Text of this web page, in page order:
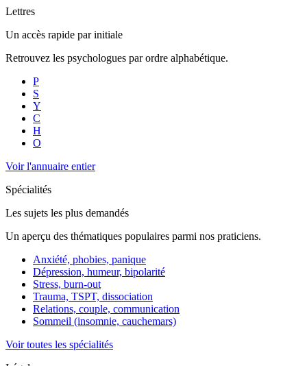
Lettres
Un accès rapide par initiale
Retrouvez les psychologues par ordre alphabétique.
P
S
Y
C
H
O
Voir l'annuaire entier
Spécialités
Les sujets les plus demandés
Un aperçu des thématiques populaires parmi nos praticiens.
Anxiété, phobies, panique
Dépression, humeur, bipolarité
Stress, burn-out
Trauma, TSPT, dissociation
Relations, couple, communication
Sommeil (insomnie, cauchemars)
Voir toutes les spécialités